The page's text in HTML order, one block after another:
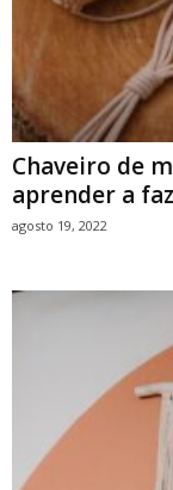
Chaveiro de
aprender a
agosto 19, 2022